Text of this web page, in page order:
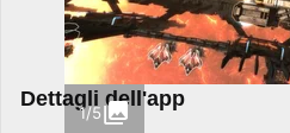
1/5
Dettagli dell'app